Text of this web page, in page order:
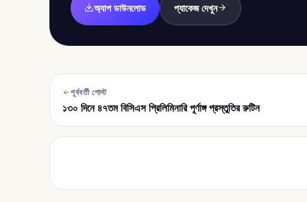
অ্যাপ ডাউনলোড প্যাকেজ দেখুন
পূর্ববর্তী পোস্ট
১৩০ দিনে ৪৭তম বিসিএস প্রিলিমিনারি পূর্ণাঙ্গ প্রস্তুতির রুটিন